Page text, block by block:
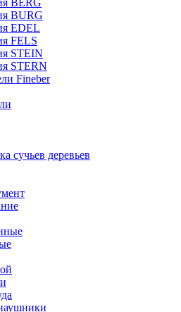
BURG
EDEL
FELS
STEIN
STERN
Fineber
сучьев деревьев